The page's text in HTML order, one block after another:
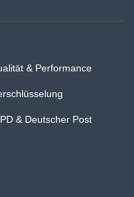
& Performance
& Deutscher Post